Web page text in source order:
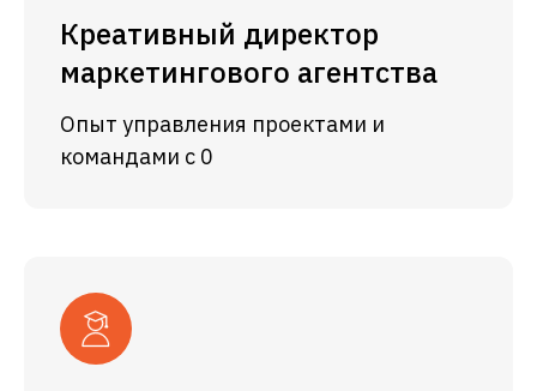
Креативный директор
маркетингового агентства
Опыт управления проектами и
командами с 0